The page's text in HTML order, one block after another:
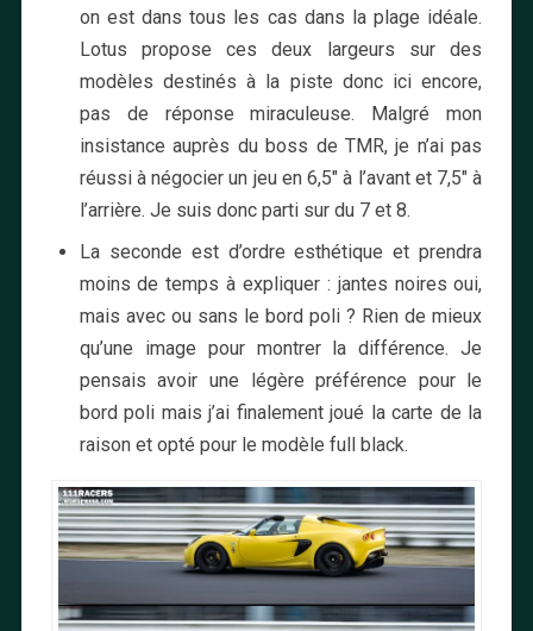
on est dans tous les cas dans la plage idéale.
Lotus propose ces deux largeurs sur des
modèles destinés à la piste donc ici encore,
pas de réponse miraculeuse. Malgré mon
insistance auprès du boss de TMR, je n’ai pas
réussi à négocier un jeu en 6,5″ à l’avant et 7,5″ à
l’arrière. Je suis donc parti sur du 7 et 8.
La seconde est d’ordre esthétique et prendra
moins de temps à expliquer : jantes noires oui,
mais avec ou sans le bord poli ? Rien de mieux
qu’une image pour montrer la différence. Je
pensais avoir une légère préférence pour le
bord poli mais j’ai finalement joué la carte de la
raison et opté pour le modèle full black.